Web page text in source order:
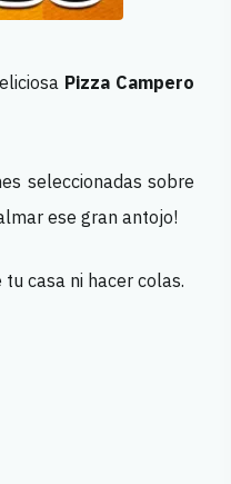
Pizza Campero
seleccionadas sobre
ese gran antojo!
casa ni hacer colas.